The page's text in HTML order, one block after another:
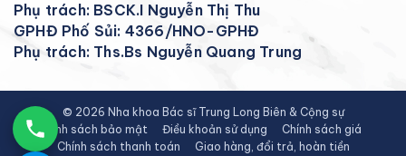
Phụ trách: BSCK.I Nguyễn Thị Thu
GPHĐ Phố Sủi: 4366/HNO-GPHĐ
Phụ trách: Ths.Bs Nguyễn Quang Trung
© 2026 Nha khoa Bác sĩ Trung Long Biên & Cộng sự
Chính sách bảo mật
Điều khoản sử dụng
Chính sách giá
Chính sách thanh toán
Giao hàng, đổi trả, hoàn tiền